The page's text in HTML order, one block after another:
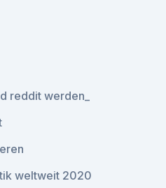
reddit werden_
weltweit 2020